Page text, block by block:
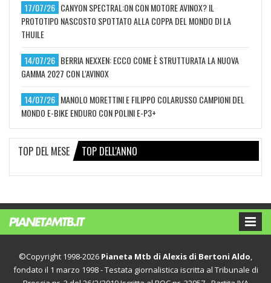
17/07/26 CANYON SPECTRAL:ON CON MOTORE AVINOX? IL
PROTOTIPO NASCOSTO SPOTTATO ALLA COPPA DEL MONDO DI LA
THUILE
14/07/26 BERRIA NEXXEN: ECCO COME È STRUTTURATA LA NUOVA
GAMMA 2027 CON L'AVINOX
14/07/26 MANOLO MORETTINI E FILIPPO COLARUSSO CAMPIONI DEL
MONDO E-BIKE ENDURO CON POLINI E-P3+
TOP DEL MESE TOP DELL'ANNO
©Copyright 1998-2026 Pianeta Mtb di Alexis di Bertoni Aldo,
fondato il 1 marzo 1998 - Testata giornalistica iscritta al Tribunale di